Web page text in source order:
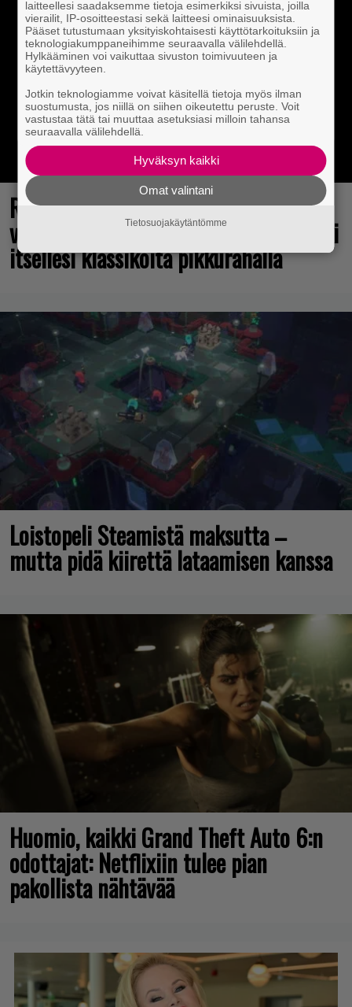
Rakastettu julkaisija täyttää 40
vuotta, valtavat alet käynnissä – hanki
itsellesi klassikoita pikkurahalla
Loistopeli Steamistä maksutta –
mutta pidä kiirettä lataamisen kanssa
Huomio, kaikki Grand Theft Auto 6:n
odottajat: Netflixiin tulee pian
pakollista nähtävää
laitteellesi saadaksemme tietoja esimerkiksi sivuista, joilla
vierailit, IP-osoitteestasi sekä laitteesi ominaisuuksista.
Pääset tutustumaan yksityiskohtaisesti käyttötarkoituksiin ja
teknologiakumppaneihimme seuraavalla välilehdellä.
Hylkääminen voi vaikuttaa sivuston toimivuuteen ja
käytettävyyteen.
Jotkin teknologiamme voivat käsitellä tietoja myös ilman
suostumusta, jos niillä on siihen oikeutettu peruste. Voit
vastustaa tätä tai muuttaa asetuksiasi milloin tahansa
seuraavalla välilehdellä.
Hyväksyn kaikki
Omat valintani
Tietosuojakäytäntömme